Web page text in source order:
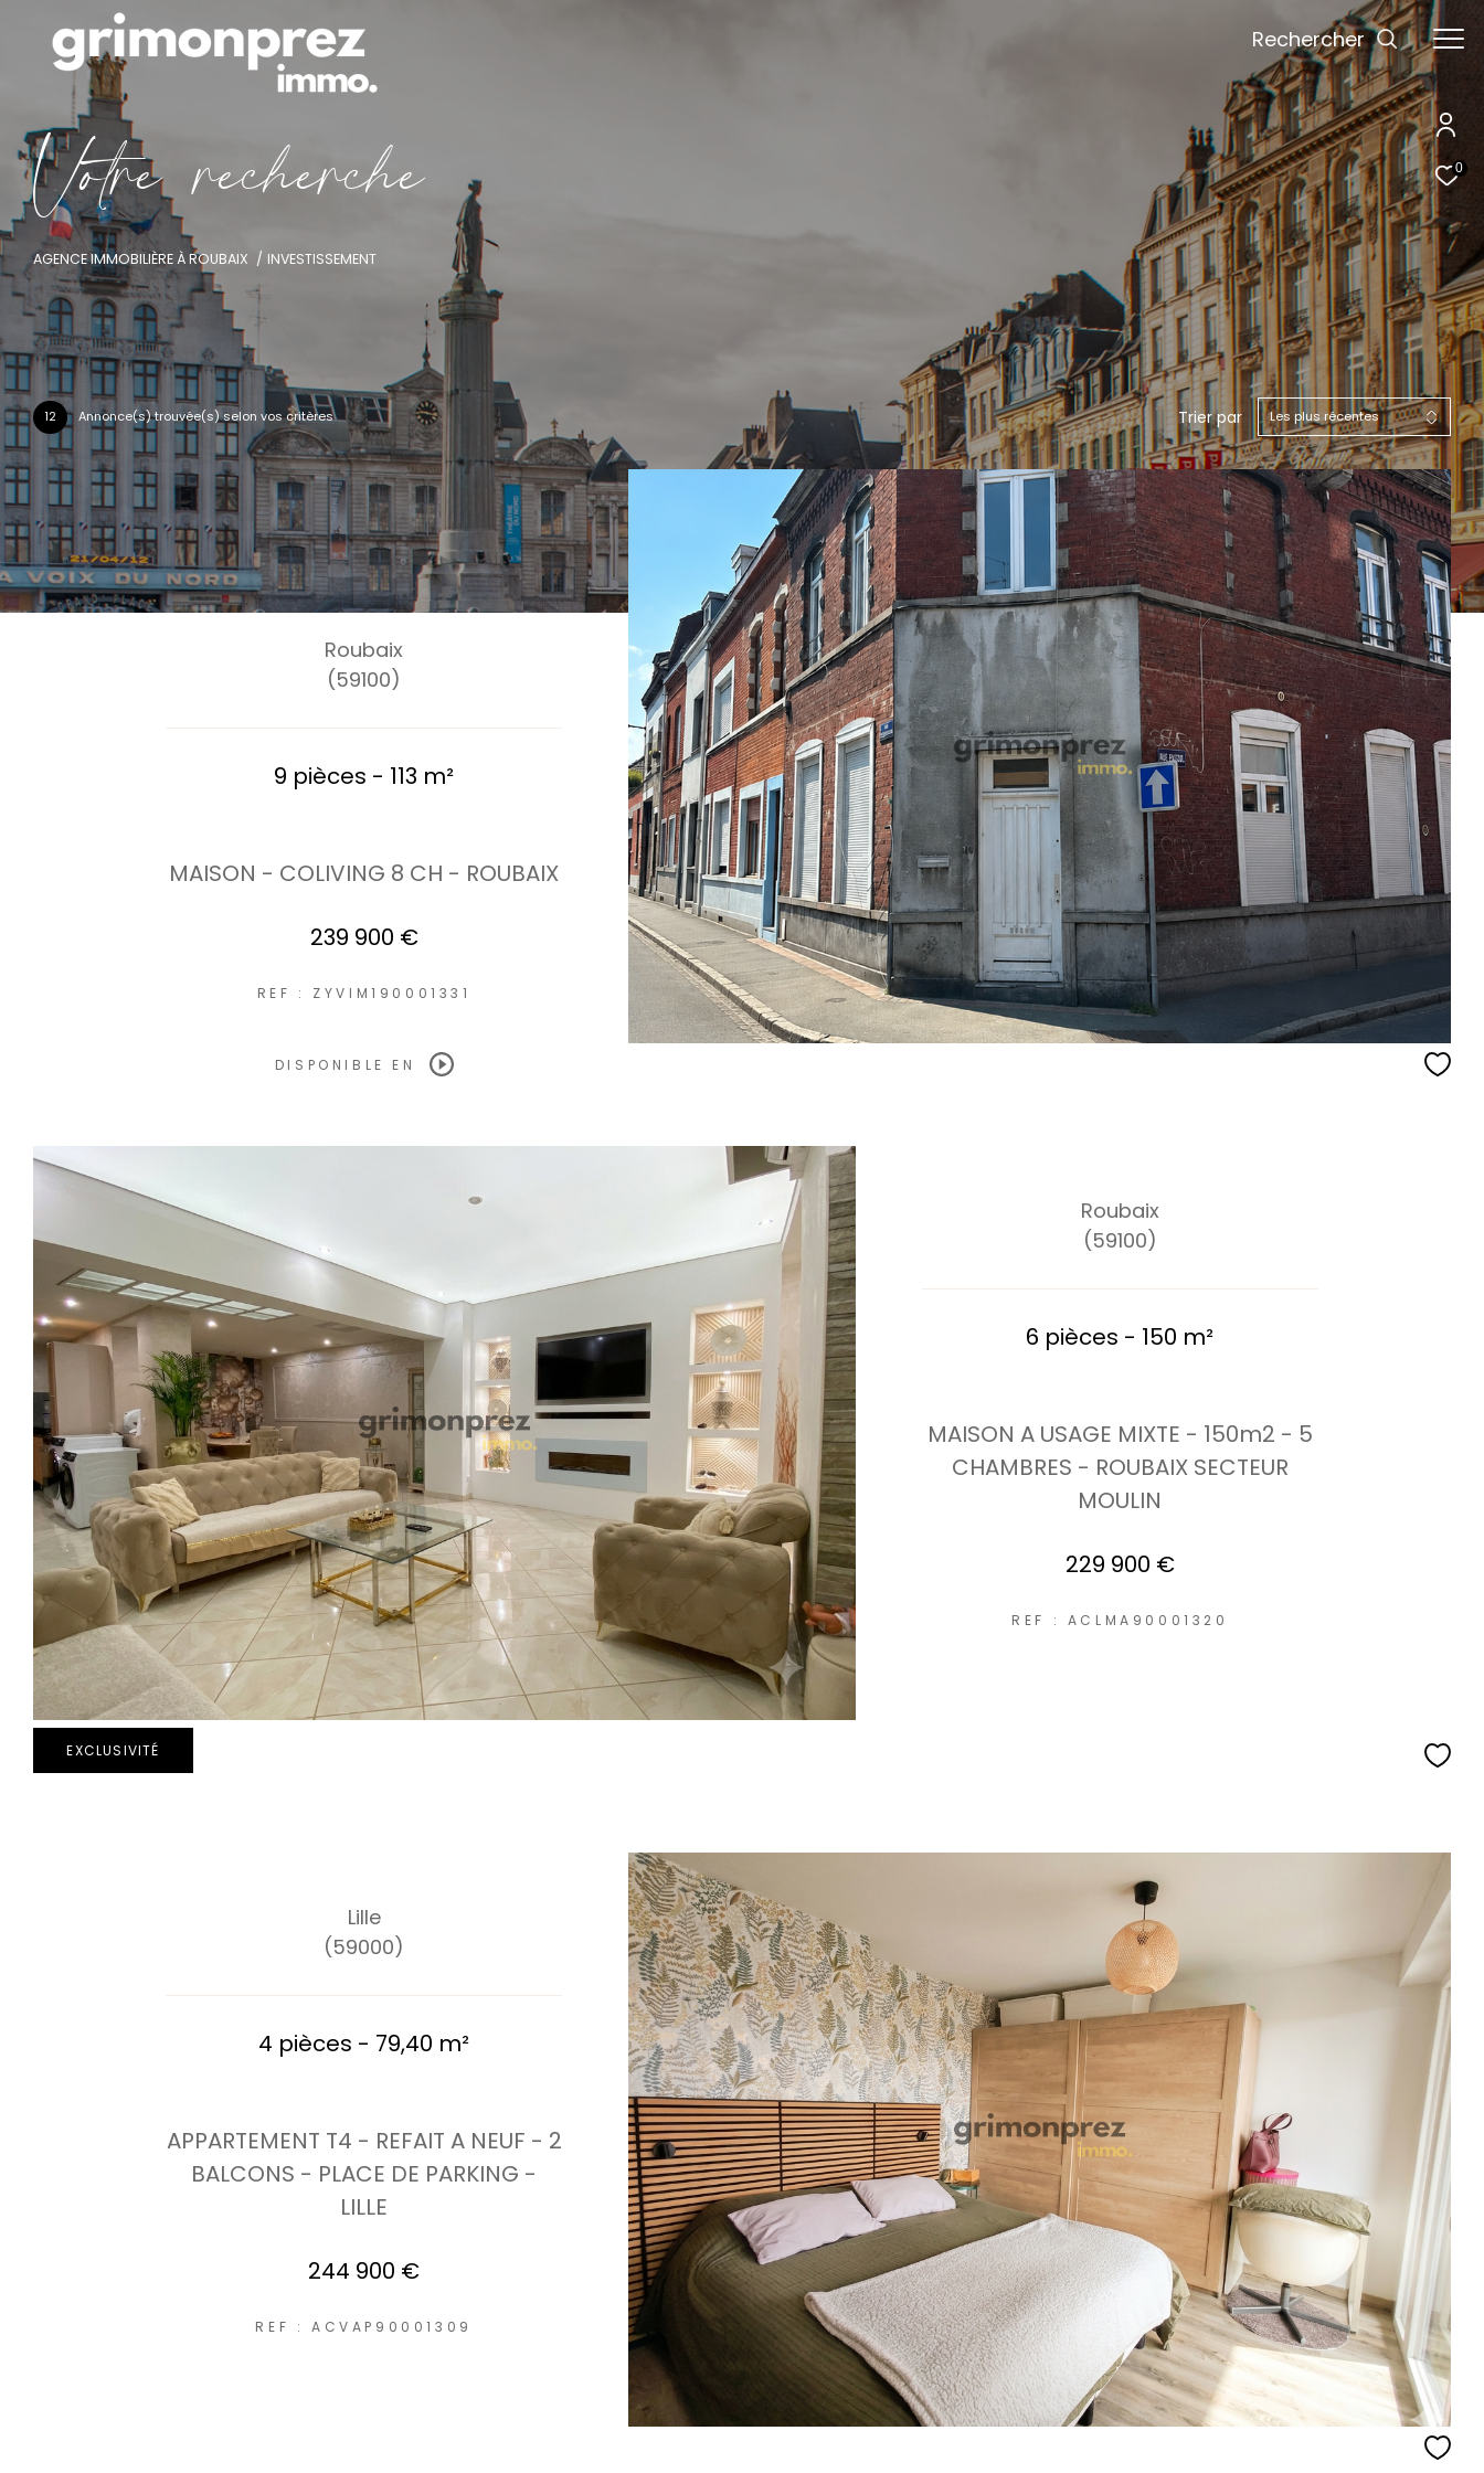
0
Rechercher
Votre recherche
AGENCE IMMOBILIÈRE À ROUBAIX INVESTISSEMENT
12 Annonce(s) trouvée(s) selon vos critères Trier par Les plus récentes
Roubaix
(59100)
9 pièces - 113 m²
MAISON - COLIVING 8 CH - ROUBAIX
239 900 €
REF : ZYVIM190001331
DISPONIBLE EN
Roubaix
(59100)
6 pièces - 150 m²
MAISON A USAGE MIXTE - 150m2 - 5
CHAMBRES - ROUBAIX SECTEUR
MOULIN
229 900 €
REF : ACLMA90001320
EXCLUSIVITÉ
Lille
(59000)
4 pièces - 79,40 m²
APPARTEMENT T4 - REFAIT A NEUF - 2
BALCONS - PLACE DE PARKING -
LILLE
244 900 €
REF : ACVAP90001309